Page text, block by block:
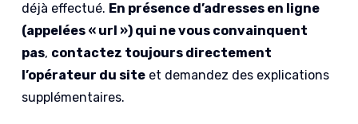
déjà effectué. En présence d’adresses en ligne
(appelées « url ») qui ne vous convainquent
pas, contactez toujours directement
l’opérateur du site et demandez des explications
supplémentaires.